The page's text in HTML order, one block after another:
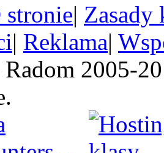
stronie| Zasady
| Reklama|
2005-